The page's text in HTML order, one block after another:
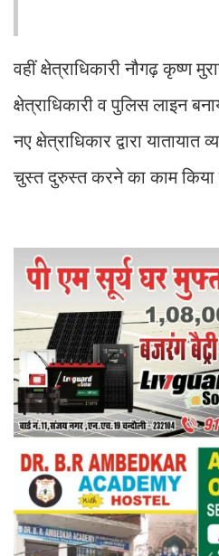
वहीं क्षेत्राधिकारी नौगढ़ कृष्ण
क्षेत्राधिकारी व पुलिस लाइन
नए क्षेत्राधिकार द्वारा
चुस्त दुरुस्त करने का काम किया